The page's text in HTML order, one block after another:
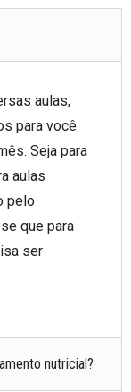
aulas,
para você
Seja para
aulas
pelo
que para
ser
nutricial?